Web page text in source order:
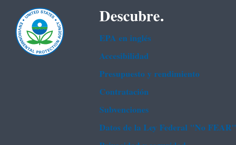
Descubre.
EPA en ingl‌és
Accesibilidad
Presupuesto y rendimiento
Contratación
Subvenciones
Datos de la Ley Federal "No FEAR"